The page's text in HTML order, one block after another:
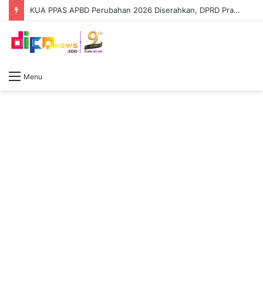
KUA PPAS APBD Perubahan 2026 Diserahkan, DPRD Prabumulih Segera Bahas
Menu